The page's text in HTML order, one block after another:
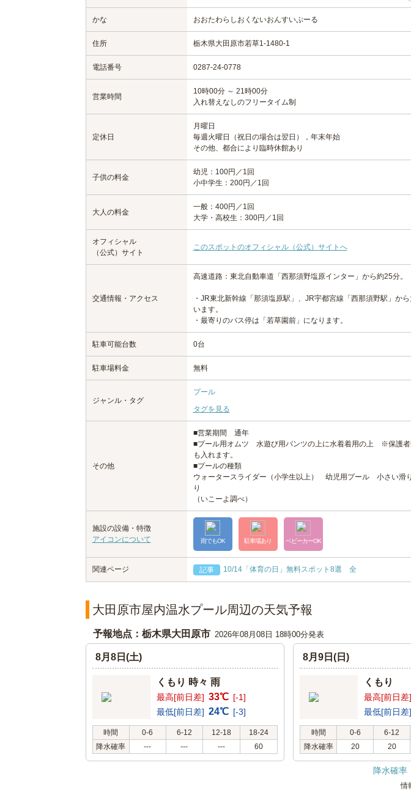
かな おおたわらしおくないおんすいぷーる
住所 栃木県大田原市若草1-1480-1
電話番号 0287-24-0778
営業時間
10時00分 ～ 21時00分
入れ替えなしのフリータイム制
定休日
月曜日
毎週火曜日（祝日の場合は翌日），年末年始
その他、都合により臨時休館あり
子供の料金
幼児：100円／1回
小中学生：200円／1回
大人の料金
一般：400円／1回
大学・高校生：300円／1回
オフィシャル
（公式）サイト
このスポットのオフィシャル（公式）サイトへ
交通情報・アクセス
高速道路：東北自動車道「西那須野塩原インター」から約25分。
・JR東北新幹線「那須塩原駅」、JR宇都宮線「西那須野駅」か
います。
・最寄りのバス停は「若草園前」になります。
駐車可能台数 0台
駐車場料金 無料
ジャンル・タグ
プール
タグを見る
その他
■営業期間 通年
■プール用オムツ 水遊び用パンツの上に水着着用の上 ※保護者
も入れます。
■プールの種類
ウォータースライダー（小学生以上） 幼児用プール 小さい滑
り
（いこーよ調べ）
施設の設備・特徴
アイコンについて
雨でもOK 駐車場あり ベビーカーOK
関連ページ 記事 10/14「体育の日」無料スポット8選 全
大田原市屋内温水プール周辺の天気予報
予報地点：栃木県大田原市 2026年08月08日 18時00分発表
8月8日(土)
くもり 時々 雨
最高[前日差] 33℃ [-1]
最低[前日差] 24℃ [-3]
時間 0-6 6-12 12-18
18-24
降水確率
--- --- --- 60
8月9日(日)
くもり
最高[前日差]
最低[前日差]
時間 0-6 6-12
降水確率
20 20
降水確率
情